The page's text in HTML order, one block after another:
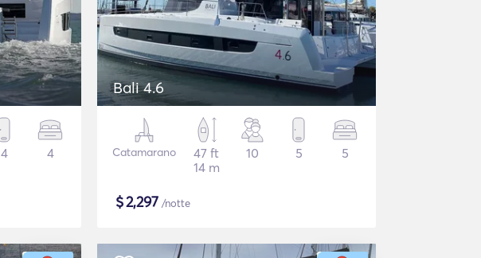
4 4
Bali 4.6
Catamarano
47 ft
14 m
10 5 5
$2,297 /notte